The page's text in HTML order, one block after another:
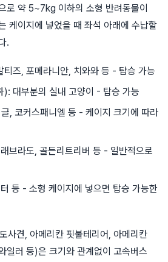
로 약 5~7kg 이하의 소형 반려동물이
케이지에 넣었을 때 좌석 아래에 수납할
.
즈, 포메라니안, 치와와 등 - 탑승 가능
대부분의 실내 고양이 - 탑승 가능
, 코커스패니엘 등 - 케이지 크기에 따라
브라도, 골든리트리버 등 - 일반적으로
등 - 소형 케이지에 넣으면 탑승 가능한
사견, 아메리칸 핏불테리어, 아메리칸
일러 등)은 크기와 관계없이 고속버스